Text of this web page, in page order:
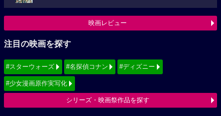
映画レビュー
注目の映画を探す
#スターウォーズ #名探偵コナン #ディズニー
#少女漫画原作実写化
シリーズ・映画祭作品を探す